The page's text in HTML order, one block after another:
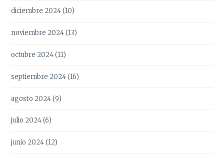
diciembre 2024(10)
noviembre 2024(13)
octubre 2024(11)
septiembre 2024(16)
agosto 2024(9)
julio 2024(6)
junio 2024(12)